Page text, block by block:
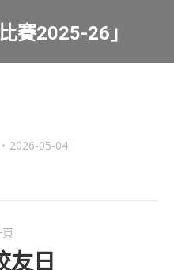
賽2025-26」
are here:
2026-05-04
頁
友日